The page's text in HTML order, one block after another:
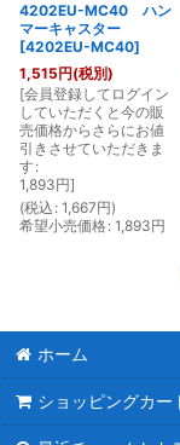
4202EU-MC40 ハン
マーキャスター
[4202EU-MC40]
1,515円(税別)
[会員登録してログイン
していただくと今の販
売価格からさらにお値
引きさせていただきま
す :
1,893円]
(税込 : 1,667円)
希望小売価格: 1,893円
ホーム
ショッピングカー